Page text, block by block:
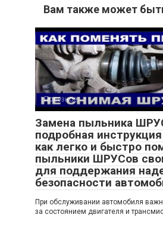
Вам также может
Полезное
Замена пыльника
подробная
как легко и быстро
пыльники ШРУСов
для поддержания
безопасности
При обслуживании автомобиля
за состоянием двигателя и